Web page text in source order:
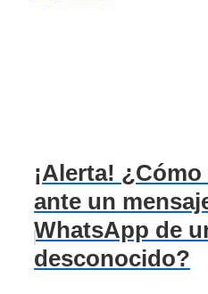
¡Alerta!
ante un
WhatsApp de
desconocido?